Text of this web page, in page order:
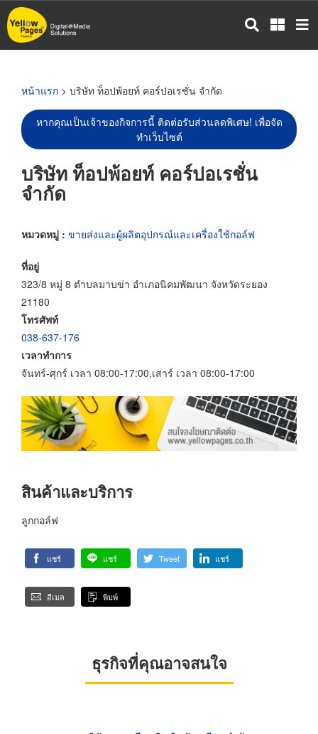
ข้าม
ไป
หน้าแรก > บริษัท ท็อปพ้อยท์ คอร์ปอเรชั่น จำกัด
หากคุณเป็นเจ้าของกิจการนี้ ติดต่อรับส่วนลดพิเศษ! เพื่อจัด
ทำเว็บไซต์
บริษัท ท็อปพ้อยท์ คอร์ปอเรชั่น
จำกัด
หมวดหมู่ : ขายส่งและผู้ผลิตอุปกรณ์และเครื่องใช้กอล์ฟ
ที่อยู่
323/8 หมู่ 8 ตำบลมาบข่า อำเภอนิคมพัฒนา จังหวัดระยอง
21180
โทรศัพท์
038-637-176
เวลาทำการ
จันทร์-ศุกร์ เวลา 08:00-17:00,เสาร์ เวลา 08:00-17:00
สินค้าและบริการ
ลูกกอล์ฟ
แชร์ แชร์ Tweet แชร์
อีเมล พิมพ์
ธุรกิจที่คุณอาจสนใจ